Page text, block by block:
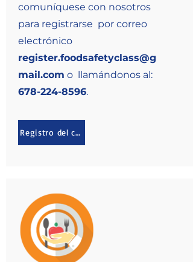
comuníquese con nosotros
para registrarse por correo
electrónico
register.foodsafetyclass@g
mail.com o llamándonos al:
678-22 4-8596.
Registro del curso